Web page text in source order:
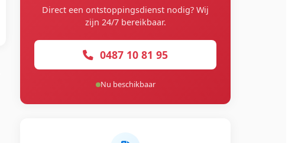
Direct een ontstoppingsdienst nodig? Wij
zijn 24/7 bereikbaar.
0487 10 81 95
Nu beschikbaar